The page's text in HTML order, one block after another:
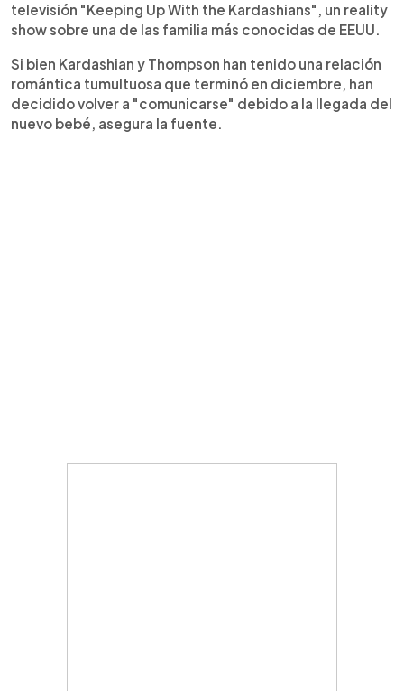
televisión "Keeping Up With the Kardashians", un reality
show sobre una de las familia más conocidas de EEUU.
Si bien Kardashian y Thompson han tenido una relación
romántica tumultuosa que terminó en diciembre, han
decidido volver a "comunicarse" debido a la llegada del
nuevo bebé, asegura la fuente.